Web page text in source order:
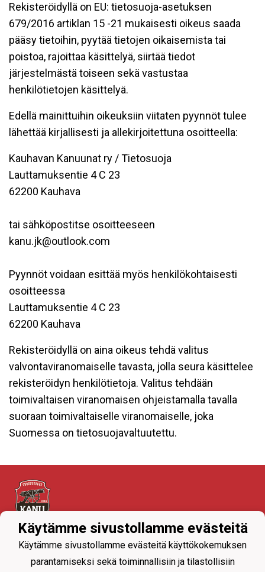
Rekisteröidyllä on EU: tietosuoja-asetuksen
679/2016 artiklan 15 -21 mukaisesti oikeus saada
pääsy tietoihin, pyytää tietojen oikaisemista tai
poistoa, rajoittaa käsittelyä, siirtää tiedot
järjestelmästä toiseen sekä vastustaa
henkilötietojen käsittelyä.
Edellä mainittuihin oikeuksiin viitaten pyynnöt tulee
lähettää kirjallisesti ja allekirjoitettuna osoitteella:
Kauhavan Kanuunat ry / Tietosuoja
Lauttamuksentie 4 C 23
62200 Kauhava
tai sähköpostitse osoitteeseen
kanu.jk@outlook.com
Pyynnöt voidaan esittää myös henkilökohtaisesti
osoitteessa
Lauttamuksentie 4 C 23
62200 Kauhava
Rekisteröidyllä on aina oikeus tehdä valitus
valvontaviranomaiselle tavasta, jolla seura käsittelee
rekisteröidyn henkilötietoja. Valitus tehdään
toimivaltaisen viranomaisen ohjeistamalla tavalla
suoraan toimivaltaiselle viranomaiselle, joka
Suomessa on tietosuojavaltuutettu.
Tietosuojaseloste
Käytämme sivustollamme evästeitä
Käytämme sivustollamme evästeitä käyttökokemuksen
parantamiseksi sekä toiminnallisiin ja tilastollisiin